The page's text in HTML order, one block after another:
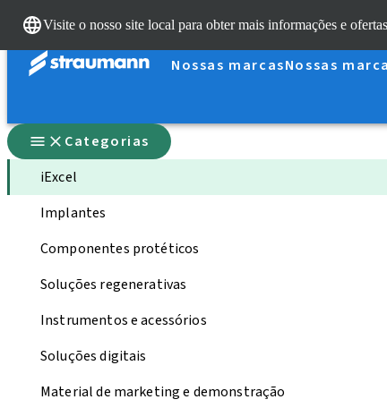
Visite o nosso site local para obter mais informações e
Nossas marcasNossas
Categorias
iExcel
Implantes
Componentes protéticos
Soluções regenerativas
Instrumentos e acessórios
Soluções digitais
Material de marketing e demonstração